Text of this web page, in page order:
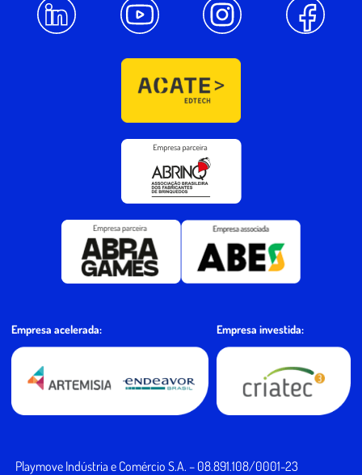
Empresa acelerada: Empresa investida:
Playmove Indústria e Comércio S.A. – 08.891.108/0001-23